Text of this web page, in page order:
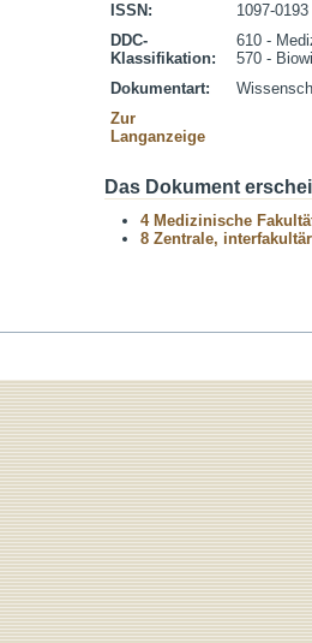
ISSN:
1097-0193
DDC-
Klassifikation:
610 -
570 -
Dokumentart:
Zur
Langanzeige
Das Dokument
4 Medizinische
8 Zentrale,